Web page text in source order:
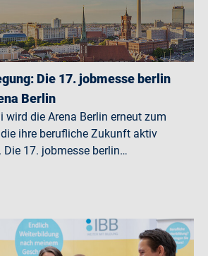
Die 17. jobmesse berlin
Berlin
wird die Arena Berlin erneut zum
ihre berufliche Zukunft aktiv
17. jobmesse berlin…